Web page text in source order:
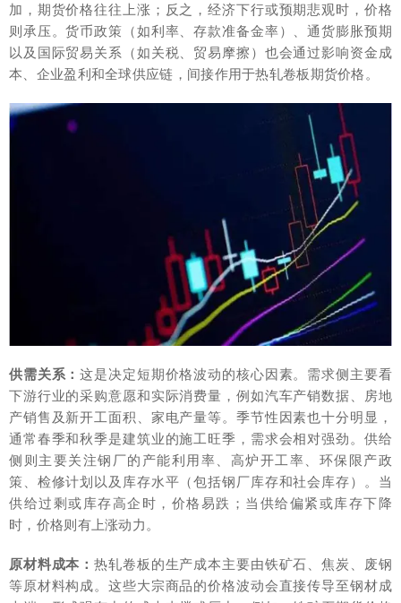
加，期货价格往往上涨；反之，经济下行或预期悲观时，价格
则承压。货币政策（如利率、存款准备金率）、通货膨胀预期
以及国际贸易关系（如关税、贸易摩擦）也会通过影响资金成
本、企业盈利和全球供应链，间接作用于热轧卷板期货价格。
供需关系：这是决定短期价格波动的核心因素。需求侧主要看
下游行业的采购意愿和实际消费量，例如汽车产销数据、房地
产销售及新开工面积、家电产量等。季节性因素也十分明显，
通常春季和秋季是建筑业的施工旺季，需求会相对强劲。供给
侧则主要关注钢厂的产能利用率、高炉开工率、环保限产政
策、检修计划以及库存水平（包括钢厂库存和社会库存）。当
供给过剩或库存高企时，价格易跌；当供给偏紧或库存下降
时，价格则有上涨动力。
原材料成本：热轧卷板的生产成本主要由铁矿石、焦炭、废钢
等原材料构成。这些大宗商品的价格波动会直接传导至钢材成